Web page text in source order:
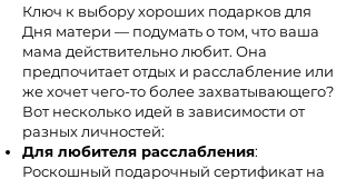
Ключ к выбору хороших подарков для
Дня матери — подумать о том, что ваша
мама действительно любит. Она
предпочитает отдых и расслабление или
же хочет чего-то более захватывающего?
Вот несколько идей в зависимости от
разных личностей:
Для любителя расслабления:
Роскошный подарочный сертификат на